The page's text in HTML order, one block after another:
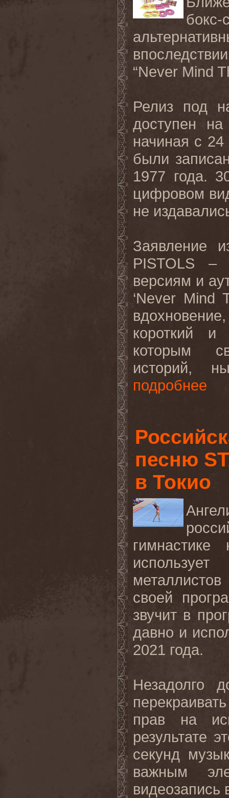
“Never Mind
Релиз под
доступен
начиная с
были
1977 года.
цифровом
не
Заявление
PISTOLS –
версиям и
‘Never Mind
короткий
которым
историй,
подробнее
песню
в Токио
своей
звучит в
давно и
2021 года.
Незадолго
прав на
результате
секунд
важным
видеозапись